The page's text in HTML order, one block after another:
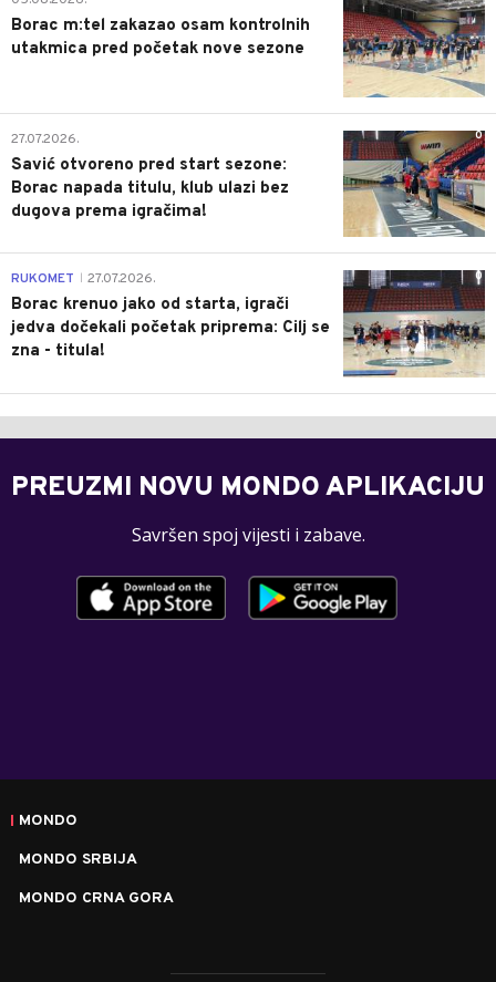
Borac m:tel zakazao osam kontrolnih
utakmica pred početak nove sezone
0
27.07.2026.
Savić otvoreno pred start sezone:
Borac napada titulu, klub ulazi bez
dugova prema igračima!
0
RUKOMET 27.07.2026.
Borac krenuo jako od starta, igrači
jedva dočekali početak priprema: Cilj se
zna - titula!
PREUZMI NOVU MONDO APLIKACIJU
Savršen spoj vijesti i zabave.
MONDO
MONDO SRBIJA
MONDO CRNA GORA